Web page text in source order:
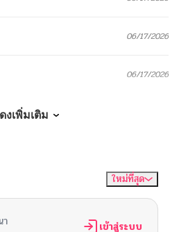
06/17/2026
06/17/2026
05/17/2026
05/17/2026
งเพิ่มเติม
ใหม่ที่สุด
า เข้าสู่ระบบ